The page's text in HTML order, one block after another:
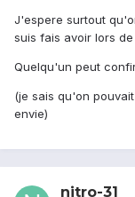
J'espere surtout
suis fais avoir lors de
Quelqu'un peut
(je sais qu'on
envie)
nitro-31